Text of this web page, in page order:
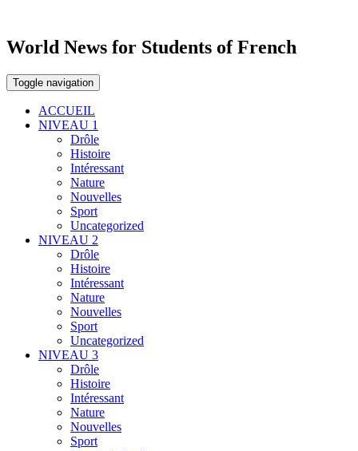
World News for Students of French
Toggle navigation
ACCUEIL
NIVEAU 1
Drôle
Histoire
Intéressant
Nature
Nouvelles
Sport
Uncategorized
NIVEAU 2
Drôle
Histoire
Intéressant
Nature
Nouvelles
Sport
Uncategorized
NIVEAU 3
Drôle
Histoire
Intéressant
Nature
Nouvelles
Sport